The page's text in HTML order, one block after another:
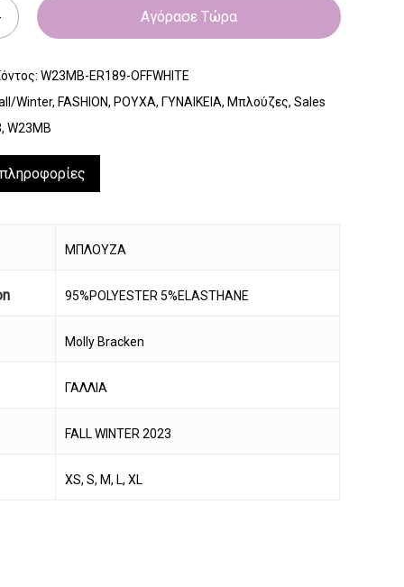
Αγόρασε Τώρα
W23MB-ER189-OFFWHITE
Winter, FASHION, ΡΟΥΧΑ, ΓΥΝΑΙΚΕΙΑ, Μπλούζες,Sales
,W23MB
ΜΠΛΟΥΖΑ
95%POLYESTER 5%ELASTHANE
Molly Bracken
ΓΑΛΛΙΑ
FALL WINTER 2023
XS, S, M, L, XL